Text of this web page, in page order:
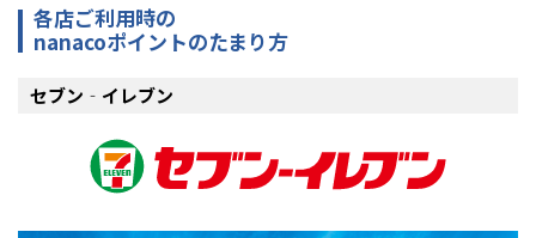
各店ご利用時の
nanacoポイントのたまり方
セブン‐イレブン